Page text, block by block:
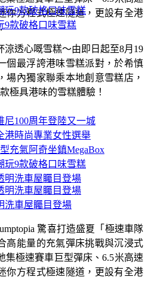
你方程式極速隧道，更設有全港
9款破格口味雪糕
涼透心嘅雪糕～由即日起至8月19
個最浮誇港味雪糕派對，於希慎
場內獨家聯乘本地創意雪糕店，
極具港味的雪糕體驗！
洗車屋矚目登場
驚喜打造盛夏「極速車隊
高能量的充氣彈床挑戰與沉浸式
集極速賽車巨型彈床、6.5米高速
你方程式極速隧道，更設有全港